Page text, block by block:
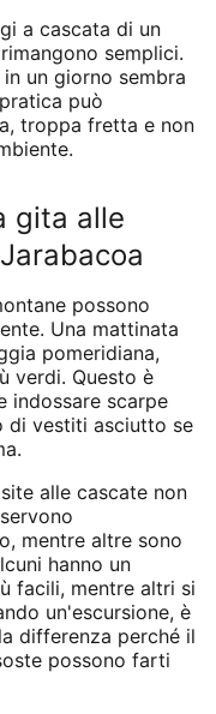
a cascata di un
semplici.
un giorno sembra
può
troppa fretta e non
gita alle
possono
Una mattinata
pomeridiana,
verdi. Questo è
indossare scarpe
di vestiti asciutto se
alle cascate non
mentre altre sono
hanno un
facili, mentre altri si
un'escursione, è
differenza perché il
possono farti